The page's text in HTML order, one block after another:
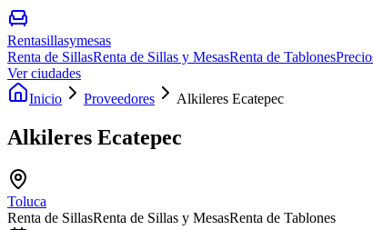
Rentasillasymesas
Renta de SillasRenta de Sillas y MesasRenta de Tablones
Ver ciudades
Inicio
Proveedores Alkileres Ecatepec
Alkileres Ecatepec
Toluca
Renta de SillasRenta de Sillas y MesasRenta de Tablones